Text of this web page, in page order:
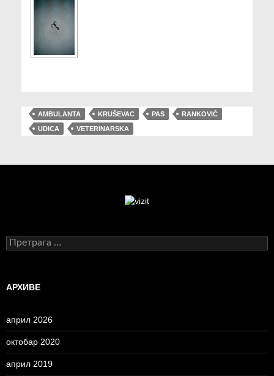
AMBULANTA KRUŠEVAC PAS
RANKOVIĆ
UDICA
VETERINARSKA
Претрага
за:
АРХИВЕ
април 2026
октобар 2020
април 2019